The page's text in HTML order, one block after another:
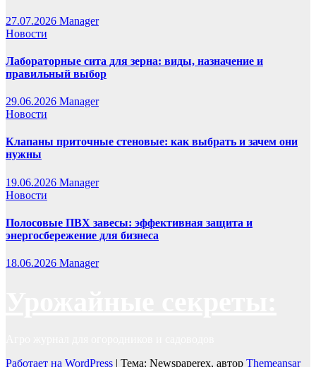
27.07.2026 Manager
Новости
Лабораторные сита для зерна: виды, назначение и
правильный выбор
29.06.2026 Manager
Новости
Клапаны приточные стеновые: как выбрать и зачем они
нужны
19.06.2026 Manager
Новости
Полосовые ПВХ завесы: эффективная защита и
энергосбережение для бизнеса
18.06.2026 Manager
Работает на WordPress | Тема: Newspaperex, автор Themeansar